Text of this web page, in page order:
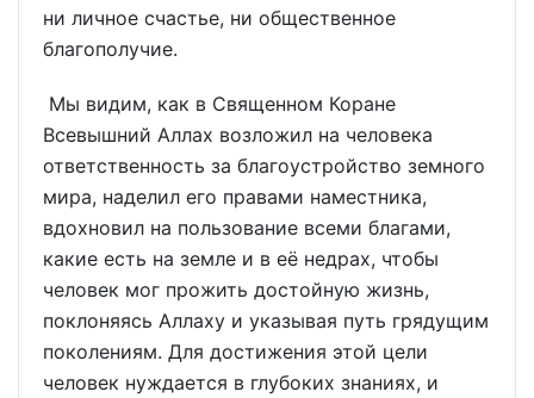
ни личное счастье, ни общественное
благополучие.
Мы видим, как в Священном Коране
Всевышний Аллах возложил на человека
ответственность за благоустройство земного
мира, наделил его правами наместника,
вдохновил на пользование всеми благами,
какие есть на земле и в её недрах, чтобы
человек мог прожить достойную жизнь,
поклоняясь Аллаху и указывая путь грядущим
поколениям. Для достижения этой цели
человек нуждается в глубоких знаниях, и